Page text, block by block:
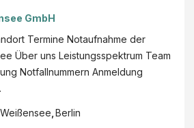
GmbH
Termine Notaufnahme der
Über uns Leistungsspektrum Team
Notfallnummern Anmeldung
Weißensee Berlin